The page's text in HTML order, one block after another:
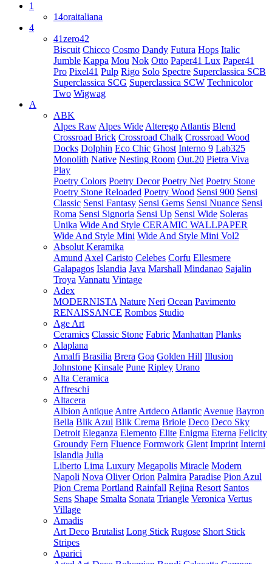
1
14oraitaliana
4
41zero42
Biscuit Chicco Cosmo Dandy Futura Hops Italic
Jumble Kappa Mou Nok Otto Paper41 Lux Paper41
Pro Pixel41 Pulp Rigo Solo Spectre Superclassica SCB
Superclassica SCG Superclassica SCW Technicolor
Two Wigwag
A
ABK
Alpes Raw Alpes Wide Alterego Atlantis Blend
Crossroad Brick Crossroad Chalk Crossroad Wood
Docks Dolphin Eco Chic Ghost Interno 9 Lab325
Monolith Native Nesting Room Out.20 Pietra Viva
Play
Poetry Colors Poetry Decor Poetry Net Poetry Stone
Poetry Stone Reloaded Poetry Wood Sensi 900 Sensi
Classic Sensi Fantasy Sensi Gems Sensi Nuance Sensi
Roma Sensi Signoria Sensi Up Sensi Wide Soleras
Unika Wide And Style CERAMIC WALLPAPER
Wide And Style Mini Wide And Style Mini Vol2
Absolut Keramika
Amund Axel Caristo Celebes Corfu Ellesmere
Galapagos Islandia Java Marshall Mindanao Sajalin
Troya Vannatu Vintage
Adex
MODERNISTA Nature Neri Ocean Pavimento
RENAISSANCE Rombos Studio
Age Art
Ceramics Classic Stone Fabric Manhattan Planks
Alaplana
Amalfi Brasilia Brera Goa Golden Hill Illusion
Johnstone Kinsale Pune Ripley Urano
Alta Ceramica
Affreschi
Altacera
Albion Antique Antre Artdeco Atlantic Avenue Bayron
Bella Blik Azul Blik Crema Briole Deco Deco Sky
Detroit Eleganza Elemento Elite Enigma Eterna Felicity
Groundy Fern Fluence Formwork Glent Imprint Interni
Islandia Julia
Liberto Lima Luxury Megapolis Miracle Modern
Napoli Nova Oliver Orion Palmira Paradise Pion Azul
Pion Crema Portland Rainfall Rejina Resort Santos
Sens Shape Smalta Sonata Triangle Veronica Vertus
Village
Amadis
Art Deco Brutalist Long Stick Rugose Short Stick
Stripes
Aparici